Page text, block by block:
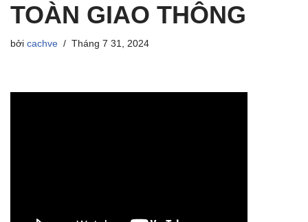
TOÀN GIAO THÔNG
bởi cachve Tháng 7 31, 2024